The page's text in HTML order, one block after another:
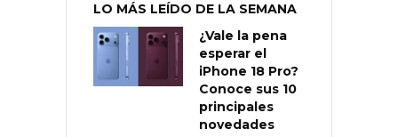
LO MÁS LEÍDO DE LA SEMANA
¿Vale la pena
esperar el
iPhone 18 Pro?
Conoce sus 10
principales
novedades